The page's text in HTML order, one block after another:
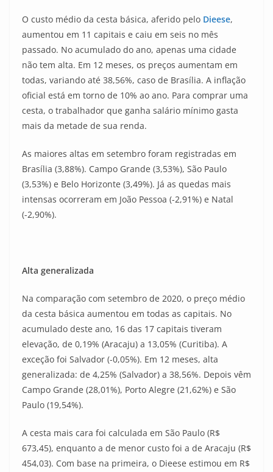
O custo médio da cesta básica, aferido pelo Dieese,
aumentou em 11 capitais e caiu em seis no mês
passado. No acumulado do ano, apenas uma cidade
não tem alta. Em 12 meses, os preços aumentam em
todas, variando até 38,56%, caso de Brasília. A inflação
oficial está em torno de 10% ao ano. Para comprar uma
cesta, o trabalhador que ganha salário mínimo gasta
mais da metade de sua renda.
As maiores altas em setembro foram registradas em
Brasília (3,88%). Campo Grande (3,53%), São Paulo
(3,53%) e Belo Horizonte (3,49%). Já as quedas mais
intensas ocorreram em João Pessoa (-2,91%) e Natal
(-2,90%).
Alta generalizada
Na comparação com setembro de 2020, o preço médio
da cesta básica aumentou em todas as capitais. No
acumulado deste ano, 16 das 17 capitais tiveram
elevação, de 0,19% (Aracaju) a 13,05% (Curitiba). A
exceção foi Salvador (-0,05%). Em 12 meses, alta
generalizada: de 4,25% (Salvador) a 38,56%. Depois vêm
Campo Grande (28,01%), Porto Alegre (21,62%) e São
Paulo (19,54%).
A cesta mais cara foi calculada em São Paulo (R$
673,45), enquanto a de menor custo foi a de Aracaju (R$
454,03). Com base na primeira, o Dieese estimou em R$